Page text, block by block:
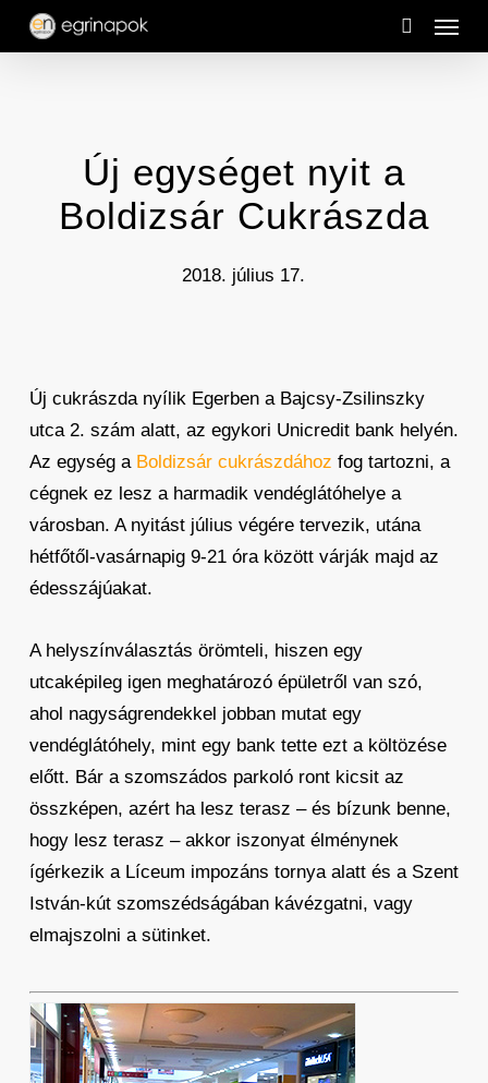
Skip
search
Menu
Új egységet nyit a
Boldizsár Cukrászda
2018. július 17.
Új cukrászda nyílik Egerben a Bajcsy-Zsilinszky
utca 2. szám alatt, az egykori Unicredit bank helyén.
Az egység a Boldizsár cukrászdához fog tartozni, a
cégnek ez lesz a harmadik vendéglátóhelye a
városban. A nyitást július végére tervezik, utána
hétfőtől-vasárnapig 9-21 óra között várják majd az
édesszájúakat.
A helyszínválasztás örömteli, hiszen egy
utcaképileg igen meghatározó épületről van szó,
ahol nagyságrendekkel jobban mutat egy
vendéglátóhely, mint egy bank tette ezt a költözése
előtt. Bár a szomszádos parkoló ront kicsit az
összképen, azért ha lesz terasz – és bízunk benne,
hogy lesz terasz – akkor iszonyat élménynek
ígérkezik a Líceum impozáns tornya alatt és a Szent
István-kút szomszédságában kávézgatni, vagy
elmajszolni a sütinket.